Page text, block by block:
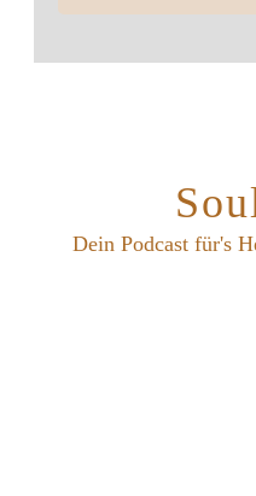
Dein Podcast für's